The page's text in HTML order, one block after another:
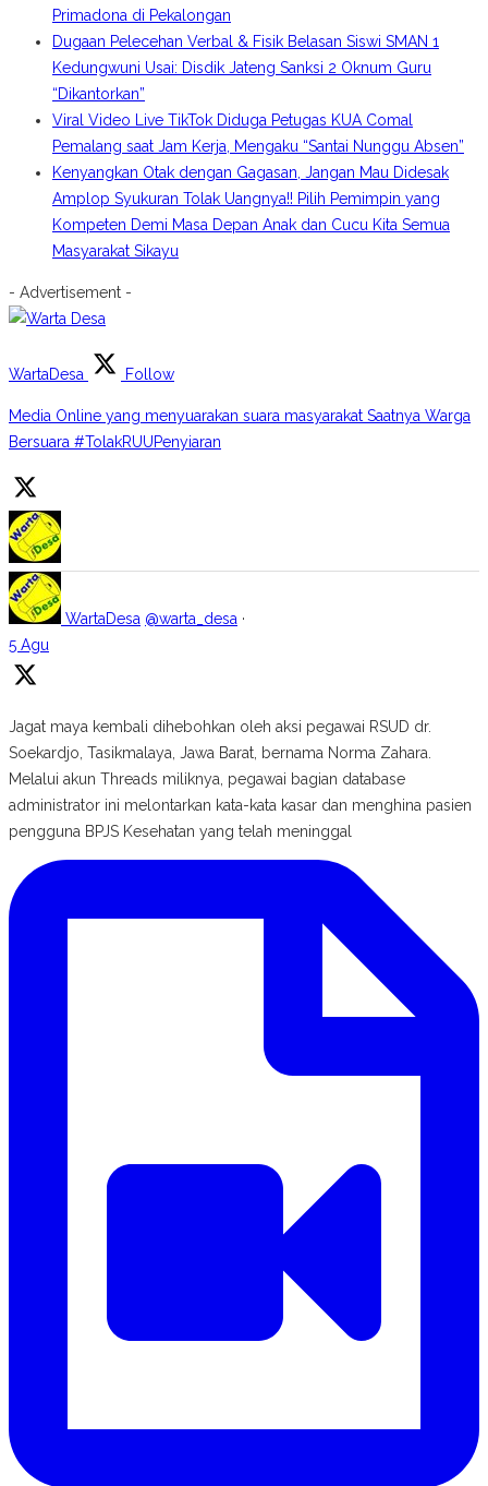
Primadona di Pekalongan
Dugaan Pelecehan Verbal & Fisik Belasan Siswi SMAN 1
Kedungwuni Usai: Disdik Jateng Sanksi 2 Oknum Guru
“Dikantorkan”
Viral Video Live TikTok Diduga Petugas KUA Comal
Pemalang saat Jam Kerja, Mengaku “Santai Nunggu Absen”
Kenyangkan Otak dengan Gagasan, Jangan Mau Didesak
Amplop Syukuran Tolak Uangnya!! Pilih Pemimpin yang
Kompeten Demi Masa Depan Anak dan Cucu Kita Semua
Masyarakat Sikayu
- Advertisement -
WartaDesa Follow
Media Online yang menyuarakan suara masyarakat Saatnya Warga
Bersuara #TolakRUUPenyiaran
WartaDesa @warta_desa ·
5 Agu
Jagat maya kembali dihebohkan oleh aksi pegawai RSUD dr.
Soekardjo, Tasikmalaya, Jawa Barat, bernama Norma Zahara.
Melalui akun Threads miliknya, pegawai bagian database
administrator ini melontarkan kata-kata kasar dan menghina pasien
pengguna BPJS Kesehatan yang telah meninggal